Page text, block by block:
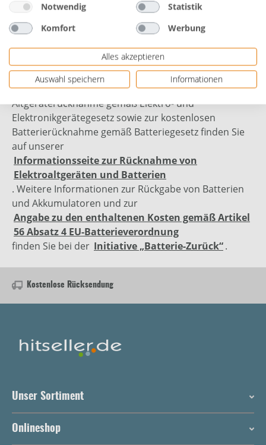
Bewertungen
Genauere Informationen zur kostenlosen
Altgeräterücknahme gemäß Elektro- und
Elektronikgerätegesetz sowie zur kostenlosen
Batterierücknahme gemäß Batteriegesetz finden Sie
auf unserer
Informationsseite zur Rücknahme von
Elektroaltgeräten und Batterien
. Weitere Informationen zur Rückgabe von Batterien
und Akkumulatoren und zur
Angabe zu den enthaltenen Kosten gemäß Artikel
56 Absatz 4 EU-Batterieverordnung
finden Sie bei der Initiative „Batterie-Zurück“.
Kostenlose Rücksendung
Unser Sortiment
Onlineshop
Notwendig
Statistik
Komfort
Werbung
Alles akzeptieren
Auswahl speichern
Informationen